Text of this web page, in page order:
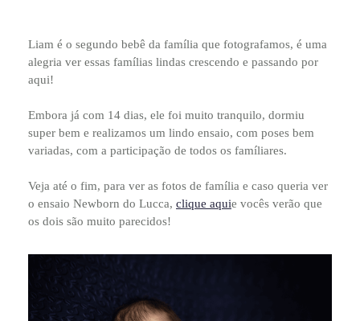
Liam é o segundo bebê da família que fotografamos, é uma
alegria ver essas famílias lindas crescendo e passando por
aqui!
Embora já com 14 dias, ele foi muito tranquilo, dormiu
super bem e realizamos um lindo ensaio, com poses bem
variadas, com a participação de todos os famíliares.
Veja até o fim, para ver as fotos de família e caso queria ver
o ensaio Newborn do Lucca, clique aquie vocês verão que
os dois são muito parecidos!